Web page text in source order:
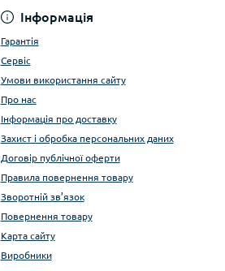
Інформація
Гарантія
Сервіс
Умови використання сайту
Про нас
Інформація про доставку
Захист і обробка персональних даних
Договір публічної оферти
Правила повернення товару
Зворотній зв’язок
Повернення товару
Карта сайту
Виробники